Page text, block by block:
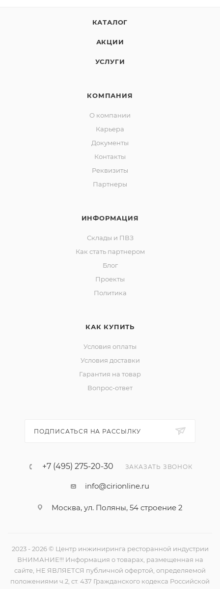
КАТАЛОГ
АКЦИИ
УСЛУГИ
КОМПАНИЯ
О компании
Карьера
Документы
Контакты
Реквизиты
Партнеры
ИНФОРМАЦИЯ
Склады и ПВЗ
Как стать партнером
Блог
Проекты
Политика
КАК КУПИТЬ
Условия оплаты
Условия доставки
Гарантия на товар
Вопрос-ответ
ПОДПИСАТЬСЯ НА РАССЫЛКУ
+7 (495) 275-20-30 ЗАКАЗАТЬ ЗВОНОК
info@cirionline.ru
Москва, ул. Поляны, 54 строение 2
2023 - 2026 © Центр инжиниринга ресторанной индустрии
ВНИМАНИЕ!!! Информация о товарах, размещенная на
сайте, НЕ ЯВЛЯЕТСЯ публичной офертой, определяемой
положениями ч.2, ст. 437 Гражданского кодекса Российской